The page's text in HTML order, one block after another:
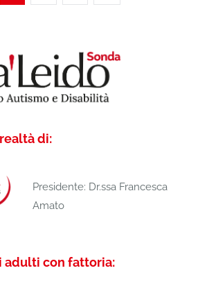
di:
Presidente: Dr.ssa Francesca
Amato
adulti con fattoria: